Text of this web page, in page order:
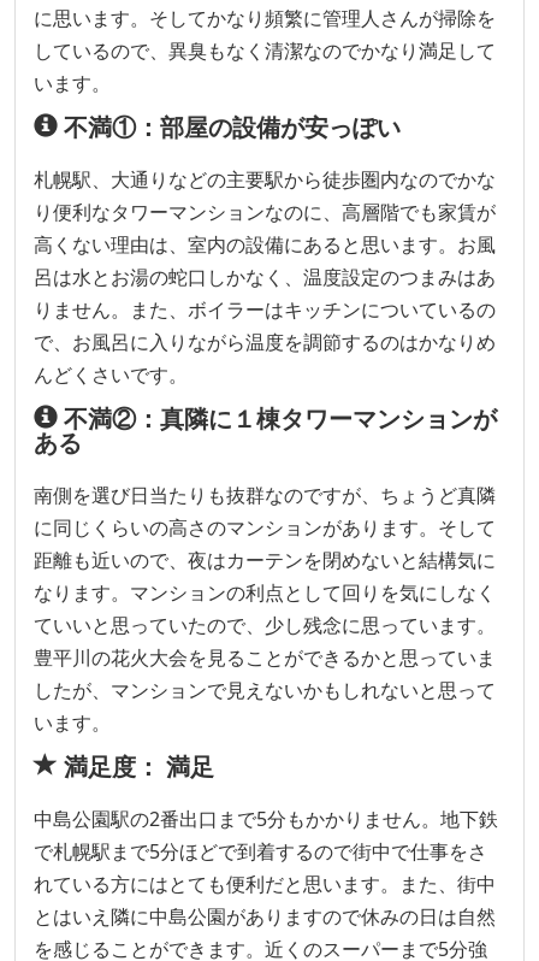
に思います。そしてかなり頻繁に管理人さんが掃除を
しているので、異臭もなく清潔なのでかなり満足して
います。
不満①：部屋の設備が安っぽい
札幌駅、大通りなどの主要駅から徒歩圏内なのでかな
り便利なタワーマンションなのに、高層階でも家賃が
高くない理由は、室内の設備にあると思います。お風
呂は水とお湯の蛇口しかなく、温度設定のつまみはあ
りません。また、ボイラーはキッチンについているの
で、お風呂に入りながら温度を調節するのはかなりめ
んどくさいです。
不満②：真隣に１棟タワーマンションが
ある
南側を選び日当たりも抜群なのですが、ちょうど真隣
に同じくらいの高さのマンションがあります。そして
距離も近いので、夜はカーテンを閉めないと結構気に
なります。マンションの利点として回りを気にしなく
ていいと思っていたので、少し残念に思っています。
豊平川の花火大会を見ることができるかと思っていま
したが、マンションで見えないかもしれないと思って
います。
満足度： 満足
中島公園駅の2番出口まで5分もかかりません。地下鉄
で札幌駅まで5分ほどで到着するので街中で仕事をさ
れている方にはとても便利だと思います。また、街中
とはいえ隣に中島公園がありますので休みの日は自然
を感じることができます。近くのスーパーまで5分強